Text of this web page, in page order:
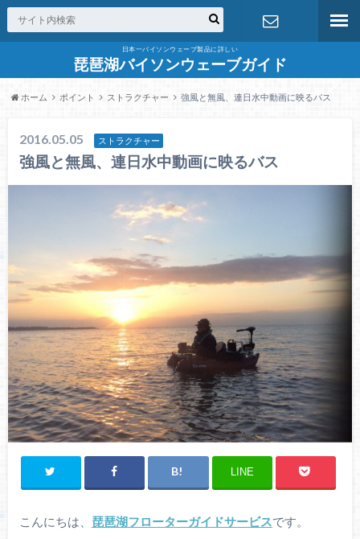
日本一バイソンウェーブ製品に詳しい
琵琶湖バイソンウェーブガイド
お問合せ
ホーム ポイント ストラクチャー 強風と無風、連日水中動画に映るバス
2016.05.05 ストラクチャー
強風と無風、連日水中動画に映るバス
LINE
こんにちは、 琵琶湖フローターガイドサービスです。